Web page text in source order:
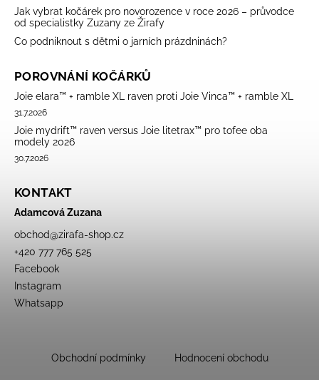
Jak vybrat kočárek pro novorozence v roce 2026 – průvodce
od specialistky Zuzany ze Žirafy
Co podniknout s dětmi o jarních prázdninách?
POROVNÁNÍ KOČÁRKŮ
Joie elara™ + ramble XL raven proti Joie Vinca™ + ramble XL
31.7.2026
Joie mydrift™ raven versus Joie litetrax™ pro tofee oba
modely 2026
30.7.2026
KONTAKT
Adamcová Zuzana
obchod@zirafa-shop.cz
+420 777 765 525
Facebook
Instagram
Whatsapp
Obchodní podmínky Hodnocení obchodu